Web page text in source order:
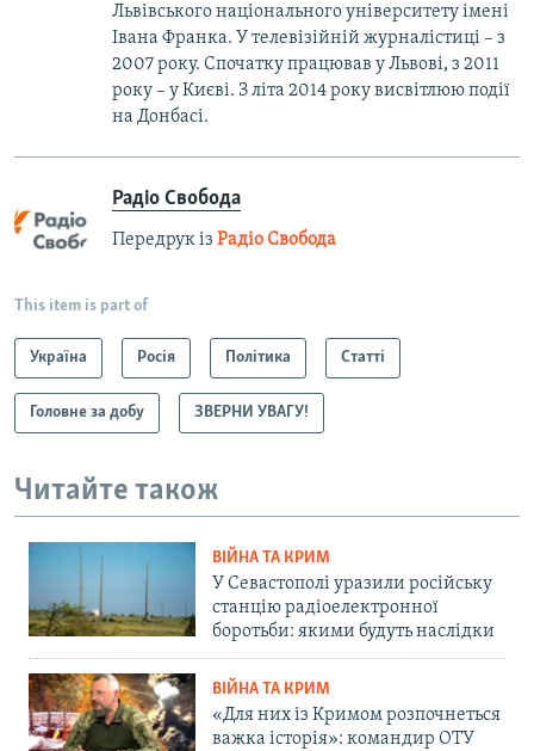
Львівського національного університету імені
Івана Франка. У телевізійній журналістиці – з
2007 року. Спочатку працював у Львові, з 2011
року – у Києві. З літа 2014 року висвітлюю події
на Донбасі.
Радіо Свобода
Передрук із Радіо Свобода
This item is part of
Україна Росія Політика Статті
Головне за добу ЗВЕРНИ УВАГУ!
Читайте також
ВІЙНА ТА КРИМ
У Севастополі уразили російську
станцію радіоелектронної
боротьби: якими будуть наслідки
ВІЙНА ТА КРИМ
«Для них із Кримом розпочнеться
важка історія»: командир ОТУ